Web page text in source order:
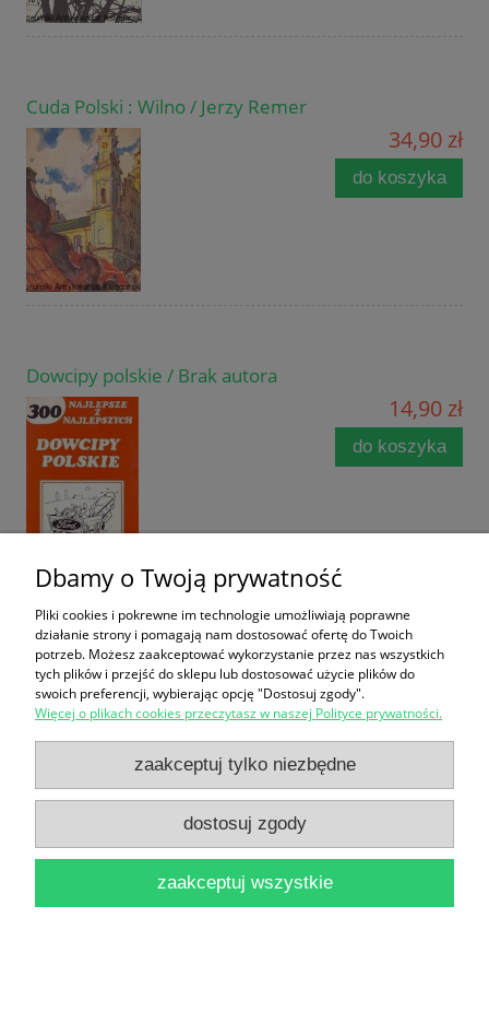
Cuda Polski : Wilno / Jerzy Remer
34,90 zł
do koszyka
Dowcipy polskie / Brak autora
14,90 zł
do koszyka
Wygrać Polskę 1914-1918 / Tomasz Schramm
[Dzieje Narodu i Państwa Polskiego]
25,00 zł
do koszyka
Dbamy o Twoją prywatność
Pliki cookies i pokrewne im technologie umożliwiają poprawne
działanie strony i pomagają nam dostosować ofertę do Twoich
potrzeb. Możesz zaakceptować wykorzystanie przez nas wszystkich
tych plików i przejść do sklepu lub dostosować użycie plików do
swoich preferencji, wybierając opcję "Dostosuj zgody".
Więcej o plikach cookies przeczytasz w naszej Polityce prywatności.
zaakceptuj tylko niezbędne
dostosuj zgody
zaakceptuj wszystkie